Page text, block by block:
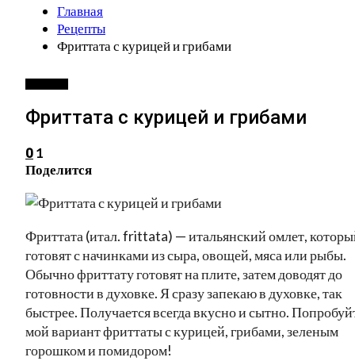
Главная
Рецепты
Фриттата с курицей и грибами
Фриттата с курицей и грибами
0 1
Поделится
Фриттата (итал. frittata) — итальянский омлет,
готовят с начинками из сыра, овощей, мяса или рыбы.
Обычно фриттату готовят на плите, затем доводят до
готовности в духовке. Я сразу запекаю в духовке, так
быстрее. Получается всегда вкусно и сытно.
мой вариант фриттаты с курицей, грибами, зеленым
горошком и помидором!